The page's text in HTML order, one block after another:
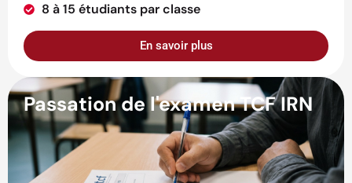
8 à 15 étudiants par classe
En savoir plus
Passation de l'examen TCF IRN